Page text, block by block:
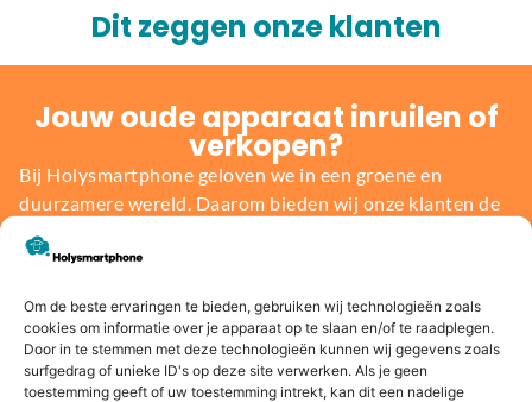
Om de beste ervaringen te bieden, gebruiken wij technologieën zoals
cookies om informatie over je apparaat op te slaan en/of te raadplegen.
Door in te stemmen met deze technologieën kunnen wij gegevens zoals
surfgedrag of unieke ID's op deze site verwerken. Als je geen
toestemming geeft of uw toestemming intrekt, kan dit een nadelige
Dit zeggen onze klanten
Jouw oude apparaat inruilen of
verkopen?
Bij Holysmartphone geloven we in een groene en
duurzamere wereld. Daarom bieden wij onze klanten de
mogelijkheid om een oude smartphone, tablet, laptop of
console in te ruilen voor korting op een nieuw toestel of
technologie, maar je draagt ook bij aan het behoud van
onze planeet.